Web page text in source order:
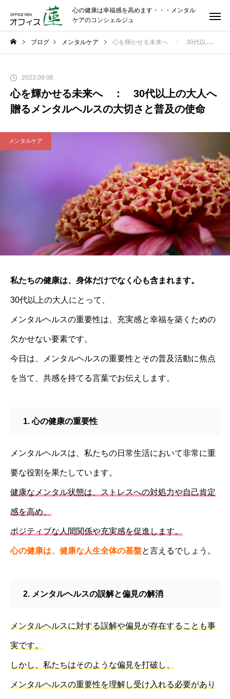
心の健康は幸福感を高めます・・・メンタル
ケアのコンシェルジュ
ブログ メンタルケア 心を輝かせる未来へ ： 30代以上の大人へ贈るメンタルヘルスの大切さと普及の使命
2023.09.06
心を輝かせる未来へ ： 30代以上の大人へ
贈るメンタルヘルスの大切さと普及の使命
メンタルケア
私たちの健康は、身体だけでなく心も含まれます。
30代以上の大人にとって、
メンタルヘルスの重要性は、充実感と幸福を築くための
欠かせない要素です。
今日は、メンタルヘルスの重要性とその普及活動に焦点
を当て、共感を持てる言葉でお伝えします。
1. 心の健康の重要性
メンタルヘルスは、私たちの日常生活において非常に重
要な役割を果たしています。
健康なメンタル状態は、ストレスへの対処力や自己肯定
感を高め、
ポジティブな人間関係や充実感を促進します。
心の健康は、健康な人生全体の基盤と言えるでしょう。
2. メンタルヘルスの誤解と偏見の解消
メンタルヘルスに対する誤解や偏見が存在することも事
実です。
しかし、私たちはそのような偏見を打破し、
メンタルヘルスの重要性を理解し受け入れる必要があり